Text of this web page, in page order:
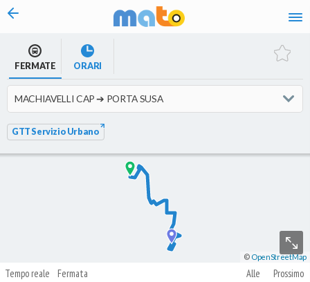
vai al contenuto
FERMATE ORARI
GTT Servizio Urbano
© OpenStreetMap
Tempo reale Fermata Alle Prossimo